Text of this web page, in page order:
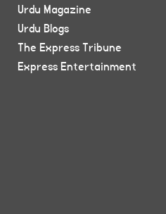
Urdu Magazine
Urdu Blogs
The Express Tribune
Express Entertainment